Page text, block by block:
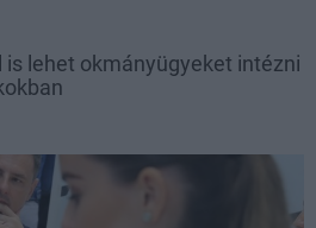
lehet okmányügyeket intézni